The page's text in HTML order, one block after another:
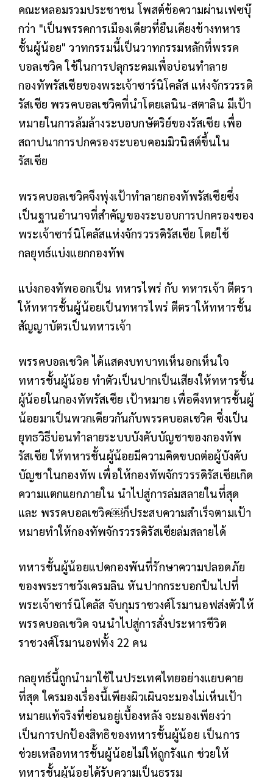
คณะหลอมรวมประชาชน โพสต์ข้อความผ่านเฟซบุ๊
กว่า "เป็นพรรคการเมืองเดียวที่ยืนเคียงข้างทหาร
ชั้นผู้น้อย" วาทกรรมนี้เป็นวาทกรรมหลักที่พรรค
บอลเชวิค ใช้ในการปลุกระดมเพื่อบ่อนทำลาย
กองทัพรัสเซียของพระเจ้าซาร์นิโคลัส แห่งจักรวรรดิ
รัสเซีย พรรคบอลเชวิคที่นำโดยเลนิน-สตาลิน มีเป้า
หมายในการล้มล้างระบอบกษัตริย์ของรัสเซีย เพื่อ
สถาปนาการปกครองระบอบคอมมิวนิสต์ขึ้นใน
รัสเซีย
พรรคบอลเชวิคจึงพุ่งเป้าทำลายกองทัพรัสเซียซึ่ง
เป็นฐานอำนาจที่สำคัญของระบอบการปกครองของ
พระเจ้าซาร์นิโคลัสแห่งจักรวรรดิรัสเซีย โดยใช้
กลยุทธ์แบ่งแยกกองทัพ
แบ่งกองทัพออกเป็น ทหารไพร่ กับ ทหารเจ้า ตีตรา
ให้ทหารชั้นผู้น้อยเป็นทหารไพร่ ตีตราให้ทหารชั้น
สัญญาบัตรเป็นทหารเจ้า
พรรคบอลเชวิค ได้แสดงบทบาทเห็นอกเห็นใจ
ทหารชั้นผู้น้อย ทำตัวเป็นปากเป็นเสียงให้ทหารชั้น
ผู้น้อยในกองทัพรัสเซีย เป้าหมาย เพื่อดึงทหารชั้นผู้
น้อยมาเป็นพวกเดียวกันกับพรรคบอลเชวิค ซึ่งเป็น
ยุทธวิธีบ่อนทำลายระบบบังคับบัญชาของกองทัพ
รัสเซีย ให้ทหารชั้นผู้น้อยมีความคิดขบถต่อผู้บังคับ
บัญชาในกองทัพ เพื่อให้กองทัพจักรวรรดิรัสเซียเกิด
ความแตกแยกภายใน นำไปสู่การล่มสลายในที่สุด
และ พรรคบอลเชวิค￼ก็ประสบความสำเร็จตามเป้า
หมายทำให้กองทัพจักรวรรดิรัสเซียล่มสลายได้
ทหารชั้นผู้น้อยแปดกองพันที่รักษาความปลอดภัย
ของพระราชวังเครมลิน หันปากกระบอกปืนไปที่
พระเจ้าซาร์นิโคลัส จับกุมราชวงศ์โรมานอฟส่งตัวให้
พรรคบอลเชวิค จนนำไปสู่การสั่งประหารชีวิต
ราชวงศ์โรมานอฟทั้ง 22 คน
กลยุทธ์นี้ถูกนำมาใช้ในประเทศไทยอย่างแยบคาย
ที่สุด ใครมองเรื่องนี้เพียงผิวเผินจะมองไม่เห็นเป้า
หมายแท้จริงที่ซ่อนอยู่เบื้องหลัง จะมองเพียงว่า
เป็นการปกป้องสิทธิของทหารชั้นผู้น้อย เป็นการ
ช่วยเหลือทหารชั้นผู้น้อยไม่ให้ถูกรังแก ช่วยให้
ทหารชั้นผู้น้อยได้รับความเป็นธรรม